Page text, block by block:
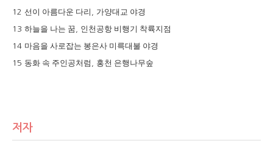
12 선이 아름다운 다리 가양대교 야경
13 하늘을 나는 꿈 인천공항 비행기 착륙지점
14 마음을 사로잡는 봉은사 미륵대불 야경
15 동화 속 주인공처럼 홍천 은행나무숲
저자